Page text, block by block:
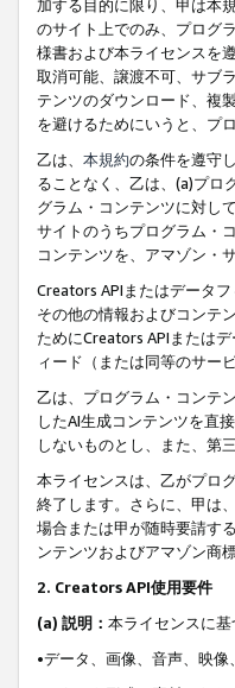
加する目的に限り、甲は本
のサイト上でのみ、プログ
様書および本ライセンスを
取消可能、譲渡不可、サブ
テンツのダウンロード、複
を避けるためにいうと、プ
乙は、 本規約の条件を遵守
ることなく、乙は、(a)プロ
グラム・コンテンツに対し
サイトのうちプログラム・
コンテンツを、アマゾン・
Creators APIまたはデータ
その他の情報およびコンテ
ためにCreators APIまたは
ィード（または同等のサー
乙は、プログラム・コンテ
したAI生成コンテンツを直
しないものとし、また、第
本ライセンスは、乙がプロ
終了します。さらに、甲は
場合または甲が随時要請す
ンテンツおよびアマゾン商
2. Creators API使用要件
(a) 説明： 本ライセンスに
•データ、画像、音声、映